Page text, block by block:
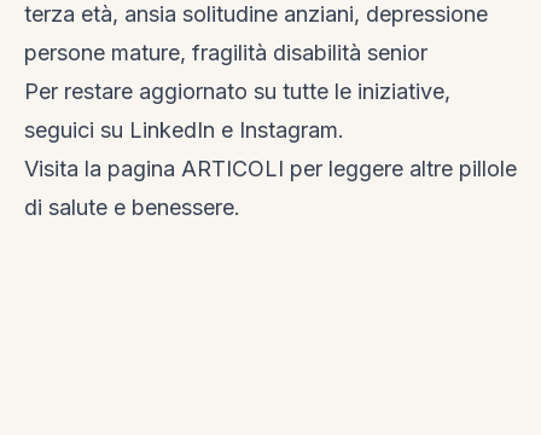
terza età, ansia solitudine anziani, depressione
persone mature, fragilità disabilità senior
Per restare aggiornato su tutte le iniziative,
seguici su LinkedIn e Instagram.
Visita la pagina ARTICOLI per leggere altre pillole
di salute e benessere.